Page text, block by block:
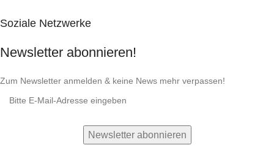
Soziale Netzwerke
Newsletter abonnieren!
Zum Newsletter anmelden & keine News mehr verpassen!